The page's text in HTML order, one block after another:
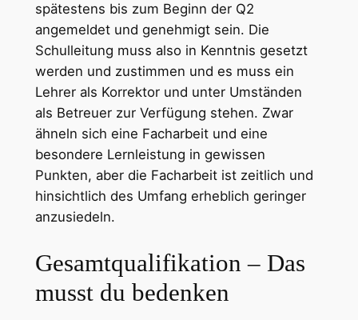
spätestens bis zum Beginn der Q2
angemeldet und genehmigt sein. Die
Schulleitung muss also in Kenntnis gesetzt
werden und zustimmen und es muss ein
Lehrer als Korrektor und unter Umständen
als Betreuer zur Verfügung stehen. Zwar
ähneln sich eine Facharbeit und eine
besondere Lernleistung in gewissen
Punkten, aber die Facharbeit ist zeitlich und
hinsichtlich des Umfang erheblich geringer
anzusiedeln.
Gesamtqualifikation – Das
musst du bedenken